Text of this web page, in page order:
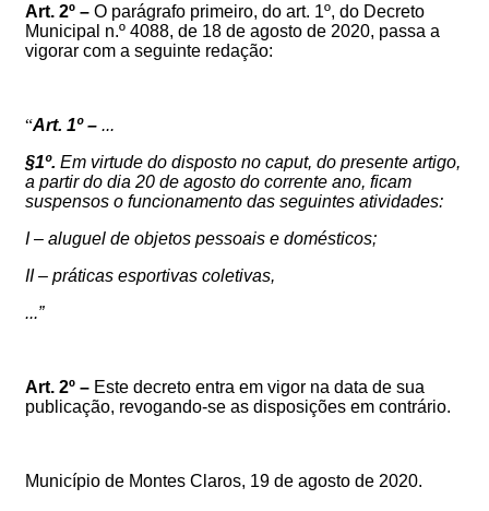
Art. 2º – O parágrafo primeiro, do art. 1º, do Decreto
Municipal n.º 4088, de 18 de agosto de 2020, passa a
vigorar com a seguinte redação:
“Art. 1º – ...
§1º. Em virtude do disposto no caput, do presente artigo,
a partir do dia 20 de agosto do corrente ano, ficam
suspensos o funcionamento das seguintes atividades:
I – aluguel de objetos pessoais e domésticos;
II – práticas esportivas coletivas,
...”
Art. 2º – Este decreto entra em vigor na data de sua
publicação, revogando-se as disposições em contrário.
Município de Montes Claros, 19 de agosto de 2020.